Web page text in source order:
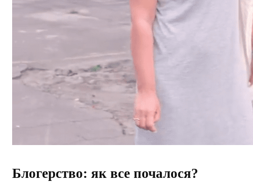
Блогерство: як все почалося?